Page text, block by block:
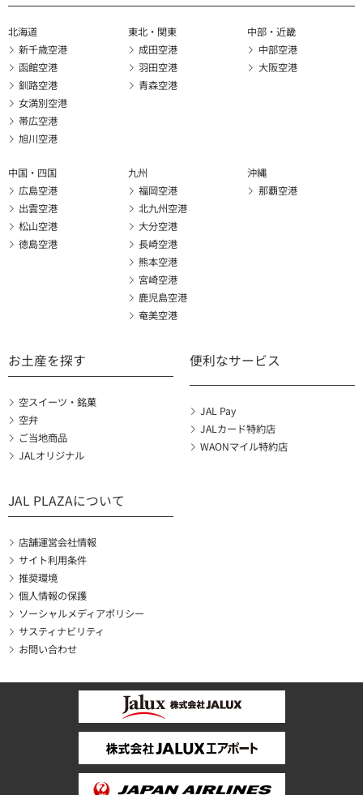
北海道
新千歳空港
函館空港
釧路空港
女満別空港
帯広空港
旭川空港
東北・関東
成田空港
羽田空港
青森空港
中部・近畿
中部空港
大阪空港
中国・四国
広島空港
出雲空港
松山空港
徳島空港
九州
福岡空港
北九州空港
大分空港
長崎空港
熊本空港
宮崎空港
鹿児島空港
奄美空港
沖縄
那覇空港
お土産を探す
空スイーツ・銘菓
空弁
ご当地商品
JALオリジナル
便利なサービス
JAL Pay
JALカード特約店
WAONマイル特約店
JAL PLAZAについて
店舗運営会社情報
サイト利用条件
推奨環境
個人情報の保護
ソーシャルメディアポリシー
サスティナビリティ
お問い合わせ